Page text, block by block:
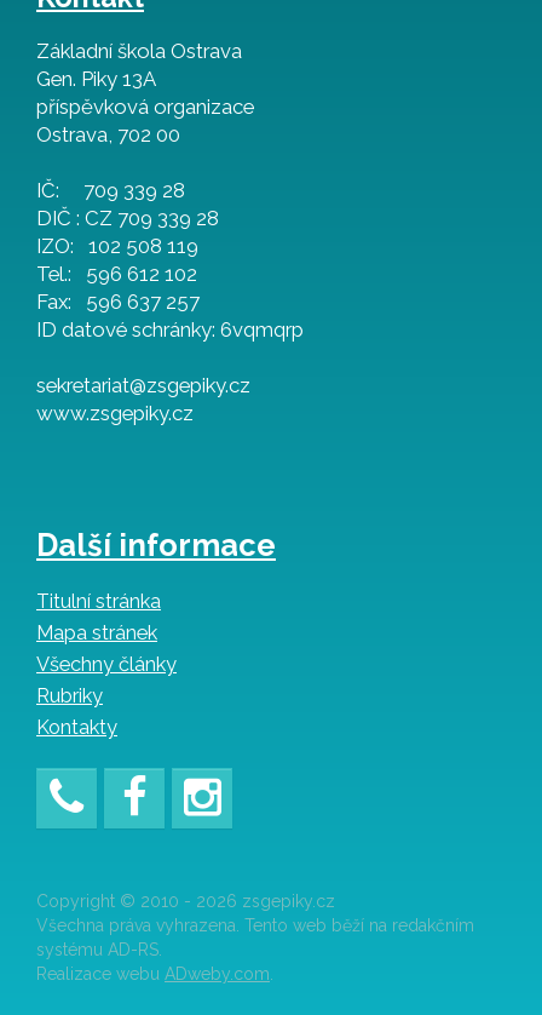
Základní škola Ostrava
Gen. Piky 13A
příspěvková organizace
Ostrava, 702 00
IČ: 709 339 28
DIČ : CZ 709 339 28
IZO: 102 508 119
Tel.: 596 612 102
Fax: 596 637 257
ID datové schránky: 6vqmqrp
sekretariat@zsgepiky.cz
www.zsgepiky.cz
Další informace
Titulní stránka
Mapa stránek
Všechny články
Rubriky
Kontakty
Copyright © 2010 - 2026 zsgepiky.cz
Všechna práva vyhrazena. Tento web běží na redakčním
systému AD-RS.
Realizace webu ADweby.com